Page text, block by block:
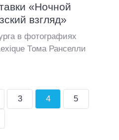
«Ночной
взгляд»
в фотографиях
Тома Ранселли
3 4 5